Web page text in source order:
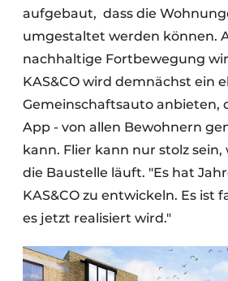
aufgebaut, dass die
umgestaltet werden können.
nachhaltige Fortbewegung
KAS&CO wird demnächst ein
Gemeinschaftsauto anbieten,
App - von allen Bewohnern
kann. Flier kann nur stolz sein,
die Baustelle läuft. "Es hat
KAS&CO zu entwickeln. Es ist
es jetzt realisiert wird."